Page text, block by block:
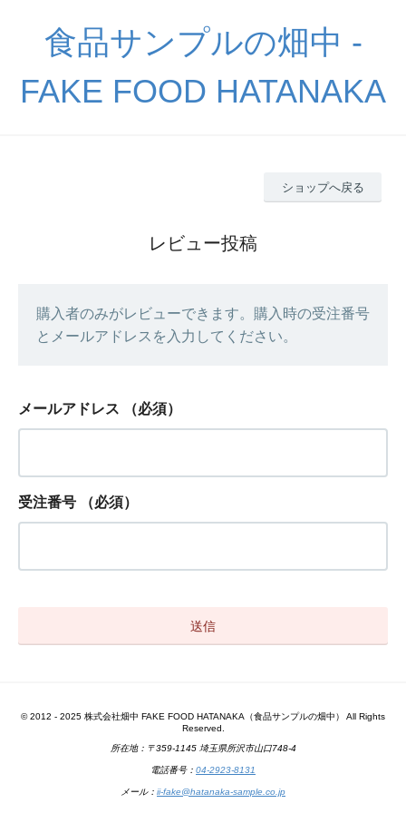
食品サンプルの畑中 -
FAKE FOOD HATANAKA
ショップへ戻る
レビュー投稿
購入者のみがレビューできます。購入時の受注番号
とメールアドレスを入力してください。
メールアドレス （必須）
受注番号 （必須）
© 2012 - 2025 株式会社畑中 FAKE FOOD HATANAKA（食品サンプルの畑中） All Rights
Reserved.
所在地：〒359-1145 埼玉県所沢市山口748-4
電話番号： 04-2923-8131
メール： ii-fake@hatanaka-sample.co.jp